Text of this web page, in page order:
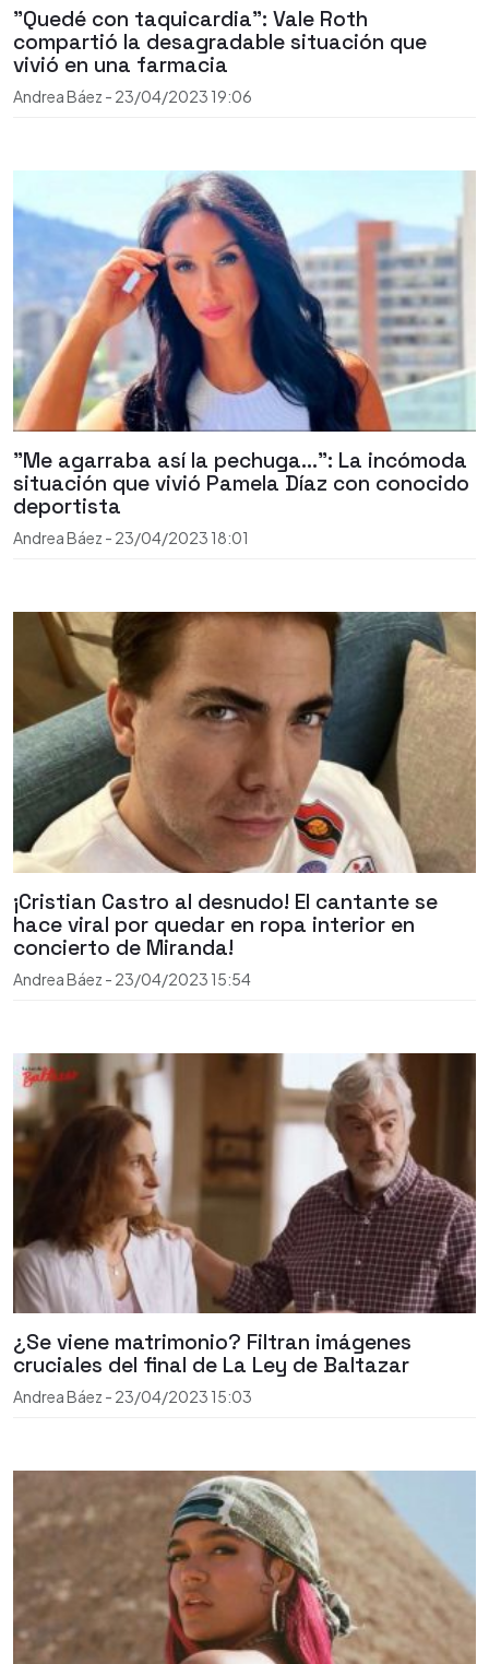
"Quedé con taquicardia": Vale Roth
compartió la desagradable situación que
vivió en una farmacia
Andrea Báez - 23/04/2023 19:06
"Me agarraba así la pechuga...": La incómoda
situación que vivió Pamela Díaz con conocido
deportista
Andrea Báez - 23/04/2023 18:01
¡Cristian Castro al desnudo! El cantante se
hace viral por quedar en ropa interior en
concierto de Miranda!
Andrea Báez - 23/04/2023 15:54
¿Se viene matrimonio? Filtran imágenes
cruciales del final de La Ley de Baltazar
Andrea Báez - 23/04/2023 15:03